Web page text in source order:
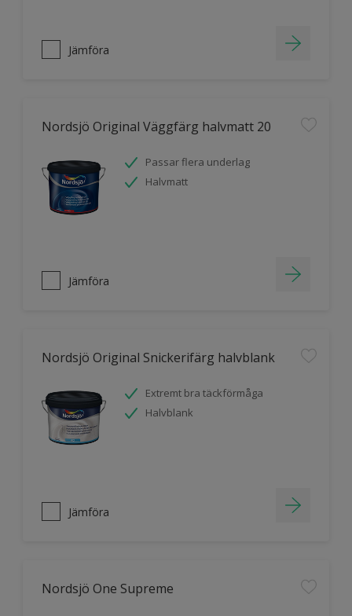
Jämföra
Nordsjö Original Väggfärg halvmatt 20
Passar flera underlag
Halvmatt
Jämföra
Nordsjö Original Snickerifärg halvblank
Extremt bra täckförmåga
Halvblank
Jämföra
Nordsjö One Supreme